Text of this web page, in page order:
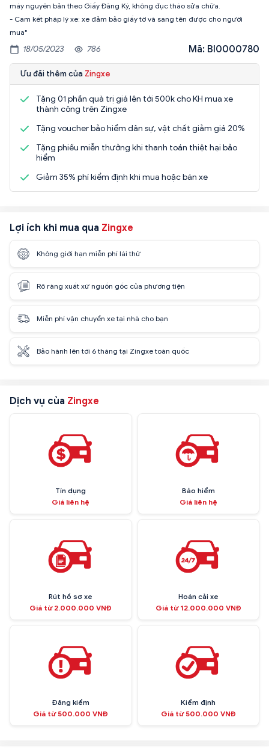
máy nguyên bản theo Giấy Đăng Ký, không đục tháo sửa chữa.
- Cam kết pháp lý xe: xe đảm bảo giấy tờ và sang tên được cho người
mua"
18/05/2023 786 Mã: BI0000780
Ưu đãi thêm của Zingxe
Tặng 01 phần quà trị giá lên tới 500k cho KH mua xe
thành công trên Zingxe
Tặng voucher bảo hiểm dân sự, vật chất giảm giá 20%
Tặng phiếu miễn thưởng khi thanh toán thiệt hại bảo
hiểm
Giảm 35% phí kiểm định khi mua hoặc bán xe
Lợi ích khi mua qua Zingxe
Không giới hạn miễn phí lái thử
Rõ ràng xuất xứ nguồn gốc của phương tiện
Miễn phí vận chuyển xe tại nhà cho bạn
Bảo hành lên tới 6 tháng tại Zingxe toàn quốc
Dịch vụ của Zingxe
Tín dụng
Giá liên hệ
Bảo hiểm
Giá liên hệ
Rút hồ sơ xe
Giá từ 2.000.000 VNĐ
Hoán cải xe
Giá từ 12.000.000 VNĐ
Đăng kiểm
Giá từ 500.000 VNĐ
Kiểm định
Giá từ 500.000 VNĐ